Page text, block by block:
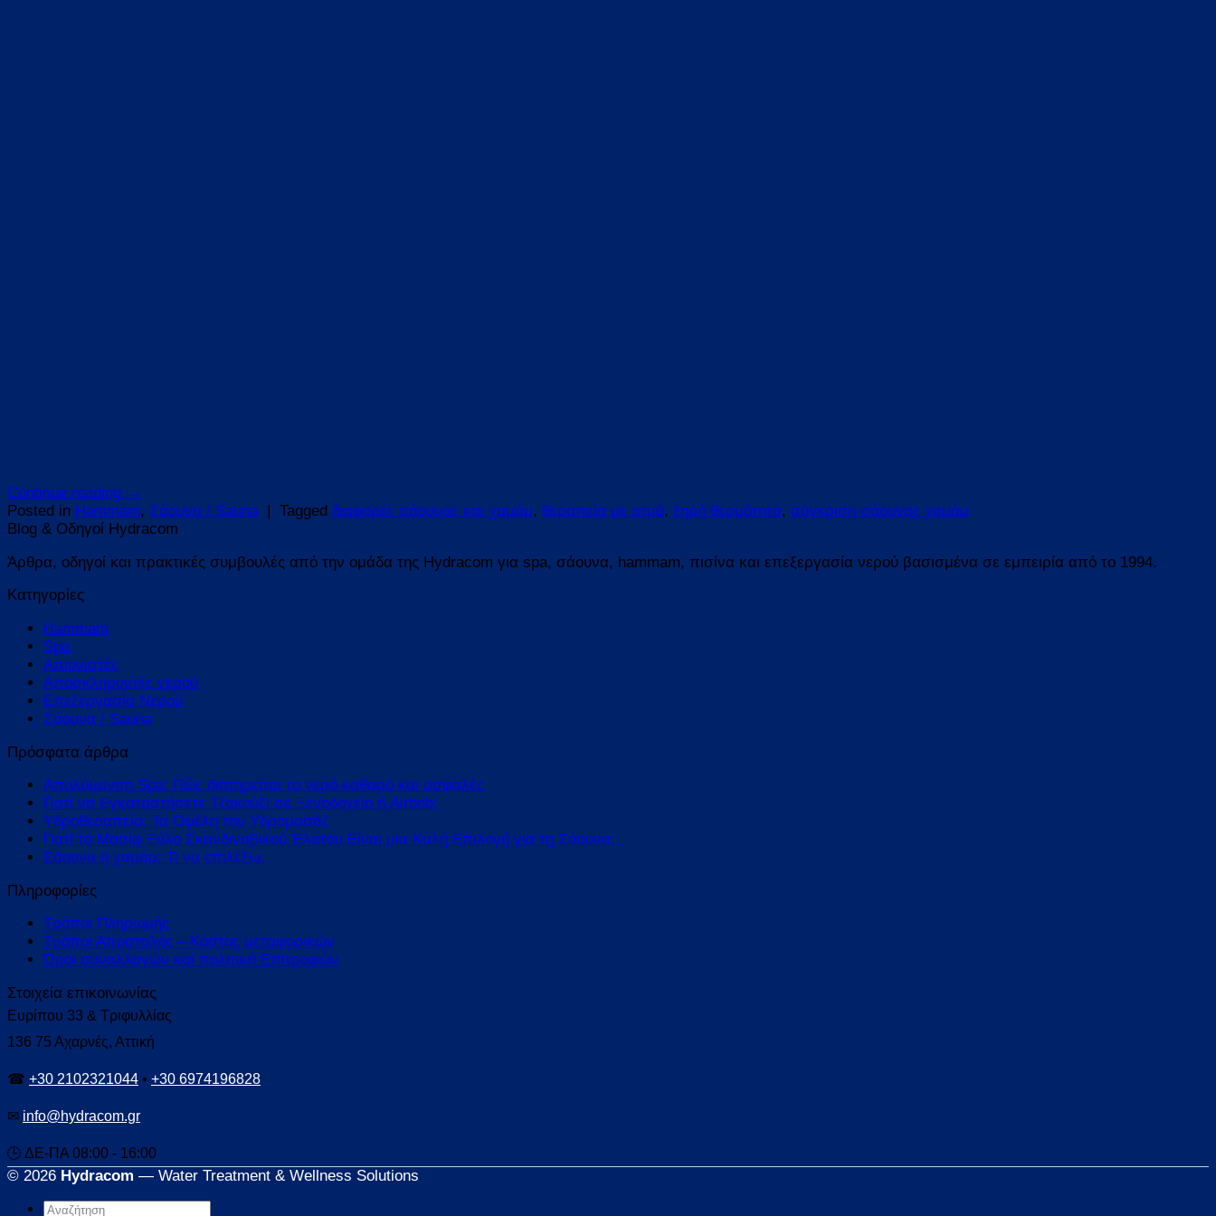
Continue reading →
Posted in Hammam, Σάουνα / Sauna | Tagged διαφορές σάουνας και χαμάμ, θεραπεία με ατμό, ξηρή θερμότητα, σύγκριση σάουνας χαμάμ
Blog & Οδηγοί Hydracom
Άρθρα, οδηγοί και πρακτικές συμβουλές από την ομάδα της Hydracom για spa, σάουνα, hammam, πισίνα και επεξεργασία νερού βασισμένα σε εμπειρία από το 1994.
Kατηγορίες
Hammam
Spa
Απιονιστές
Αποσκληρυντές νερού
Επεξεργασία Νερού
Σάουνα / Sauna
Πρόσφατα άρθρα
Απολύμανση Spa: Πώς διατηρείται το νερό καθαρό και ασφαλές
Γιατί να Εγκαταστήσετε Τζακούζι σε Ξενοδοχείο ή Airbnb;
Υδροθεραπεία: Τα Οφέλη του Υδρομασάζ
Γιατί το Μασίφ Ξύλο Σκανδιναβικού Έλατου Είναι μια Καλή Επιλογή για τη Σάουνα;
Σάουνα ή χαμάμ; Τι να επιλέξω;
Πληροφορίες
Τρόποι Πληρωμής
Τρόποι Αποστολής – Κόστος μεταφορικών
Όροι συναλλαγών και πολιτική Επιτροφών
Στοιχεία επικοινωνίας
Ευρίπου 33 & Τριφυλλίας
136 75 Αχαρνές, Αττική
☎ +30 2102321044 • +30 6974196828
✉ info@hydracom.gr
🕒 ΔΕ-ΠΑ 08:00 - 16:00
© 2026 Hydracom — Water Treatment & Wellness Solutions
Αναζήτηση